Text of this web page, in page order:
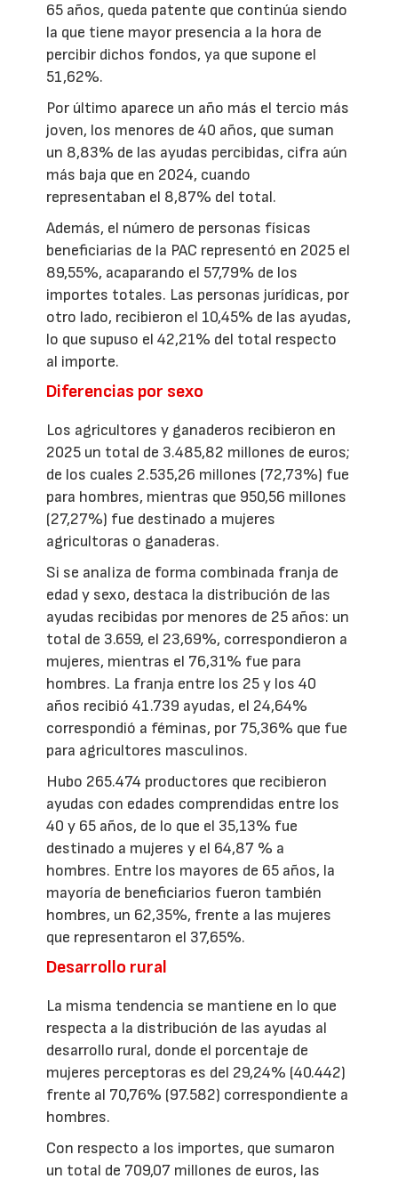
65 años, queda patente que continúa siendo
la que tiene mayor presencia a la hora de
percibir dichos fondos, ya que supone el
51,62%.
Por último aparece un año más el tercio más
joven, los menores de 40 años, que suman
un 8,83% de las ayudas percibidas, cifra aún
más baja que en 2024, cuando
representaban el 8,87% del total.
Además, el número de personas físicas
beneficiarias de la PAC representó en 2025 el
89,55%, acaparando el 57,79% de los
importes totales. Las personas jurídicas, por
otro lado, recibieron el 10,45% de las ayudas,
lo que supuso el 42,21% del total respecto
al importe.
Diferencias por sexo
Los agricultores y ganaderos recibieron en
2025 un total de 3.485,82 millones de euros;
de los cuales 2.535,26 millones (72,73%) fue
para hombres, mientras que 950,56 millones
(27,27%) fue destinado a mujeres
agricultoras o ganaderas.
Si se analiza de forma combinada franja de
edad y sexo, destaca la distribución de las
ayudas recibidas por menores de 25 años: un
total de 3.659, el 23,69%, correspondieron a
mujeres, mientras el 76,31% fue para
hombres. La franja entre los 25 y los 40
años recibió 41.739 ayudas, el 24,64%
correspondió a féminas, por 75,36% que fue
para agricultores masculinos.
Hubo 265.474 productores que recibieron
ayudas con edades comprendidas entre los
40 y 65 años, de lo que el 35,13% fue
destinado a mujeres y el 64,87 % a
hombres. Entre los mayores de 65 años, la
mayoría de beneficiarios fueron también
hombres, un 62,35%, frente a las mujeres
que representaron el 37,65%.
Desarrollo rural
La misma tendencia se mantiene en lo que
respecta a la distribución de las ayudas al
desarrollo rural, donde el porcentaje de
mujeres perceptoras es del 29,24% (40.442)
frente al 70,76% (97.582) correspondiente a
hombres.
Con respecto a los importes, que sumaron
un total de 709,07 millones de euros, las